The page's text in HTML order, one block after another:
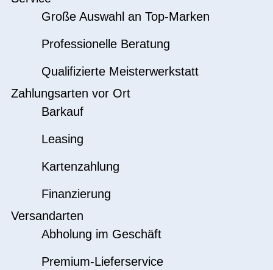
Große Auswahl an Top-Marken
Professionelle Beratung
Qualifizierte Meisterwerkstatt
Zahlungsarten vor Ort
Barkauf
Leasing
Kartenzahlung
Finanzierung
Versandarten
Abholung im Geschäft
Premium-Lieferservice